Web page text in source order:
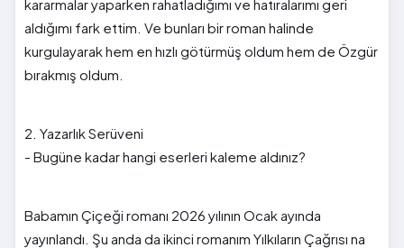
kararmalar yaparken rahatladığımı ve hatıralarımı geri
aldığımı fark ettim. Ve bunları bir roman halinde
kurgulayarak hem en hızlı götürmüş oldum hem de Özgür
bırakmış oldum.
2. Yazarlık Serüveni
- Bugüne kadar hangi eserleri kaleme aldınız?
Babamın Çiçeği romanı 2026 yılının Ocak ayında
yayınlandı. Şu anda da ikinci romanım Yılkıların Çağrısı na